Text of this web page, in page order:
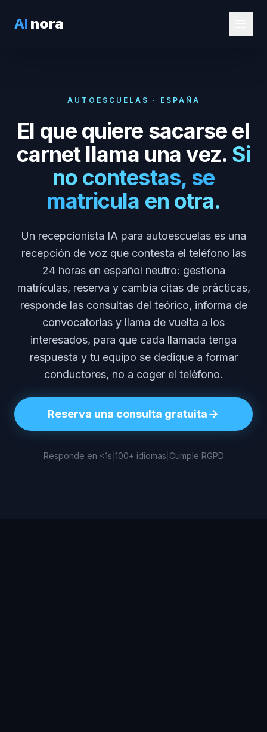
AI nora
AUTOESCUELAS · ESPAÑA
El que quiere sacarse el
carnet llama una vez. Si
no contestas, se
matricula en otra.
Un recepcionista IA para autoescuelas es una
recepción de voz que contesta el teléfono las
24 horas en español neutro: gestiona
matrículas, reserva y cambia citas de prácticas,
responde las consultas del teórico, informa de
convocatorias y llama de vuelta a los
interesados, para que cada llamada tenga
respuesta y tu equipo se dedique a formar
conductores, no a coger el teléfono.
Reserva una consulta gratuita
Responde en <1s 100+ idiomas Cumple RGPD